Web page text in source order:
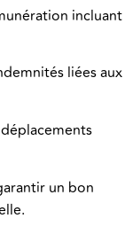
incluant
liées aux
un bon